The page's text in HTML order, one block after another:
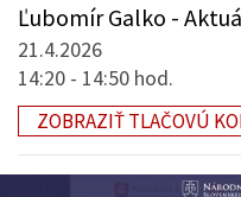
Ľubomír Galko -
21.4.2026
14:20 - 14:50 hod.
ZOBRAZIŤ TLAČOVÚ